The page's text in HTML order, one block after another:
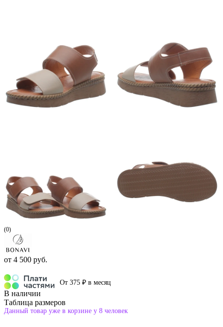
(0)
от 4 500 руб.
От 375 ₽ в месяц
В наличии
Таблица размеров
Данный товар уже в корзине у 8 человек